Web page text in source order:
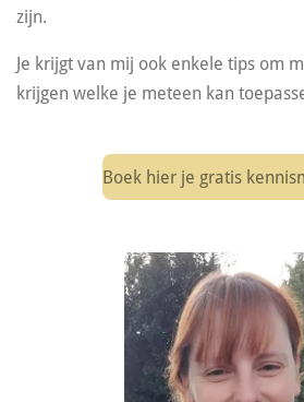
zijn.
Je krijgt van mij ook enkele tips om
krijgen welke je meteen kan
Boek hier je gratis